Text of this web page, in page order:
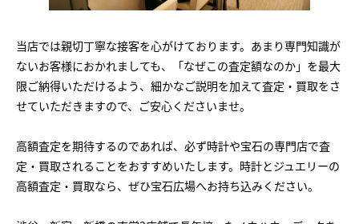
当店では親切丁寧な接客を心がけております。あまり専門知識が
ないお客様におかれましても、「なぜこの査定額なのか」を最大
限ご納得いただけるよう、細かなご説明を加えて査定・買取をさ
せていただきますので、ご安心くださいませ。
高額査定を期待するのであれば、必ず時計や宝石の専門店で査
定・買取されることをおすすめいたします。時計とジュエリーの
高額査定・買取なら、ぜひ宝石広場へお持ち込みください。